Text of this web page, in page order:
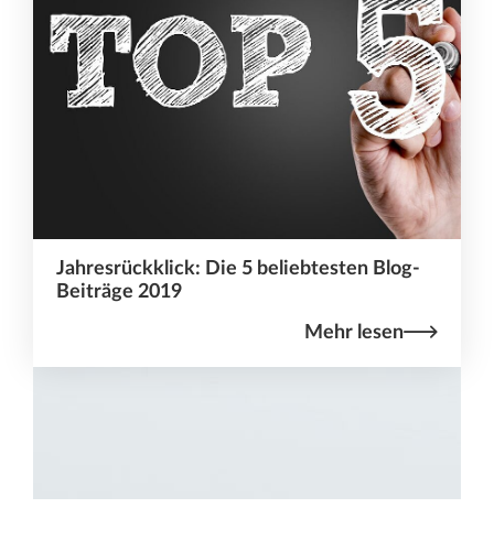
Jahresrückklick: Die 5 beliebtesten Blog-
Beiträge 2019
Mehr lesen